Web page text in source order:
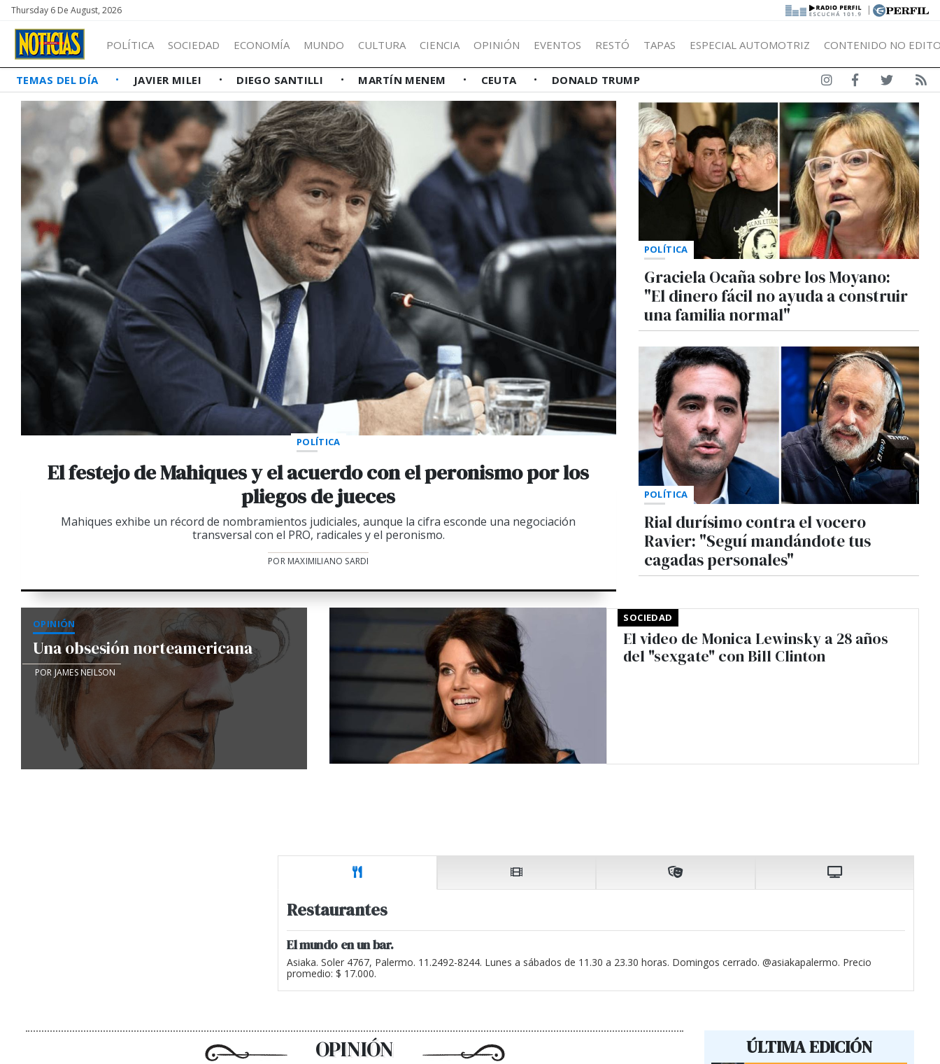
Thursday 6 De August, 2026 |
POLÍTICA SOCIEDAD ECONOMÍA MUNDO CULTURA CIENCIA OPINIÓN EVENTOS RESTÓ TAPAS ESPECIAL AUTOMOTRIZ CONTENIDO NO
TEMAS DEL DÍA JAVIER MILEI DIEGO SANTILLI MARTÍN MENEM CEUTA DONALD TRUMP
POLÍTICA
El festejo de Mahiques y el acuerdo con el peronismo por los
pliegos de jueces
Mahiques exhibe un récord de nombramientos judiciales, aunque la cifra esconde una negociación
transversal con el PRO, radicales y el peronismo.
POR MAXIMILIANO SARDI
POLÍTICA
Graciela Ocaña sobre los Moyano:
"El dinero fácil no ayuda a construir
una familia normal"
POLÍTICA
Rial durísimo contra el vocero
Ravier: "Seguí mandándote tus
cagadas personales"
OPINIÓN
Una obsesión norteamericana
POR JAMES NEILSON
SOCIEDAD
El video de Monica Lewinsky a 28 años
del "sexgate" con Bill Clinton
Restaurantes
El mundo en un bar.
Asiaka. Soler 4767, Palermo. 11.2492-8244. Lunes a sábados de 11.30 a 23.30 horas. Domingos cerrado. @asiakapalermo. Precio
promedio: $ 17.000.
OPINIÓN ÚLTIMA EDICIÓN